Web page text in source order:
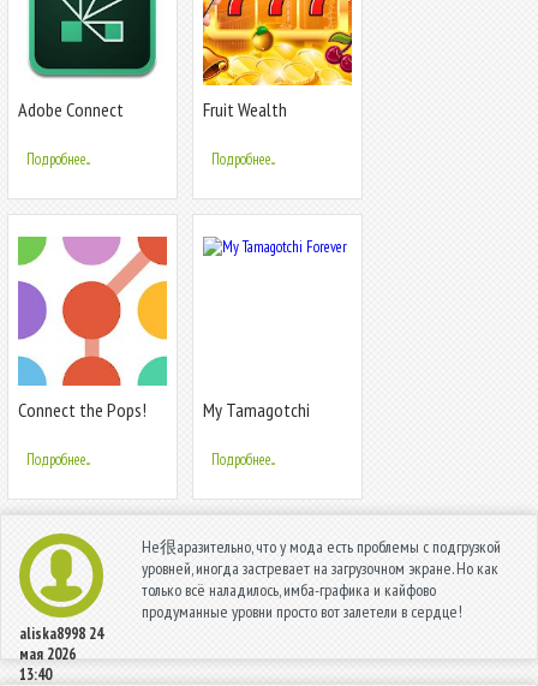
Adobe Connect
Подробнее...
Fruit Wealth
Подробнее...
Connect the Pops!
Подробнее...
My Tamagotchi
Подробнее...
aliska8998 24
мая 2026
13:40
Не很аразительно, что у мода есть проблемы с подгрузкой
уровней, иногда застревает на загрузочном экране. Но как
только всё наладилось, имба-графика и кайфово
продуманные уровни просто вот залетели в сердце!